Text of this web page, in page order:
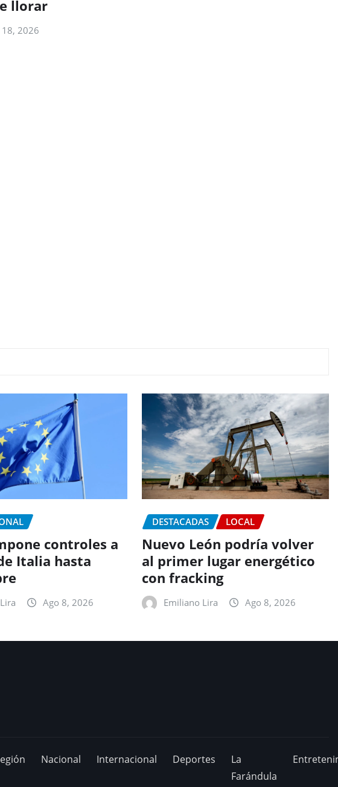
llorar
18, 2026
controles a
Italia hasta
Ago 8, 2026
DESTACADAS LOCAL
Nuevo León podría volver
al primer lugar energético
con fracking
Emiliano Lira Ago 8, 2026
Nacional Internacional Deportes
La
Farándula